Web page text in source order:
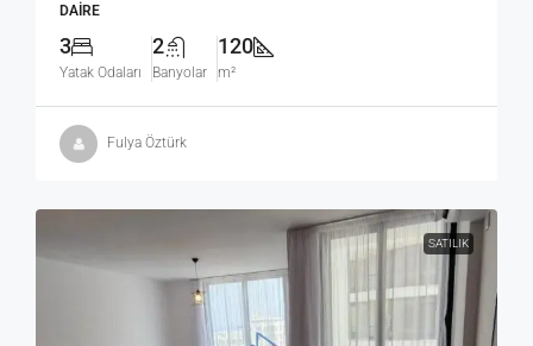
DAIRE
3
Yatak Odaları
2
Banyolar
120
m²
Fulya Öztürk
SATILIK